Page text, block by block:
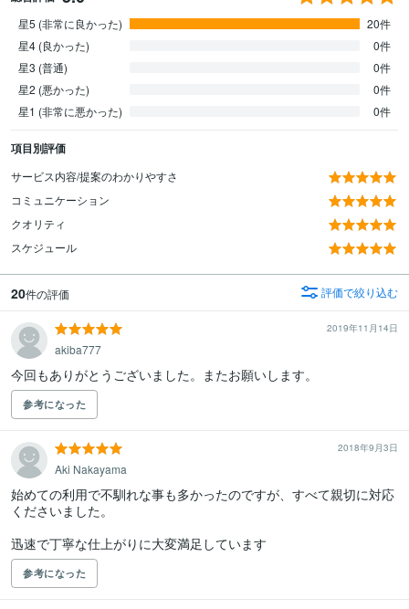
星5 (非常に良かった)
20件
星4 (良かった)
0件
星3 (普通)
0件
星2 (悪かった)
0件
星1 (非常に悪かった)
0件
項目別評価
サービス内容/提案のわかりやすさ
コミュニケーション
クオリティ
スケジュール
20件の評価 評価で絞り込む
2019年11月14日
akiba777
今回もありがとうございました。またお願いします。
参考になった
2018年9月3日
Aki Nakayama
始めての利用で不馴れな事も多かったのですが、すべて親切に対応
くださいました。
迅速で丁寧な仕上がりに大変満足しています
参考になった